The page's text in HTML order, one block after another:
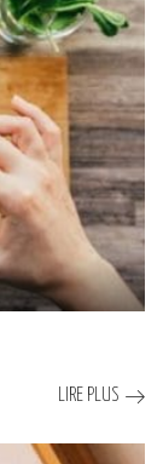
LIRE PLUS